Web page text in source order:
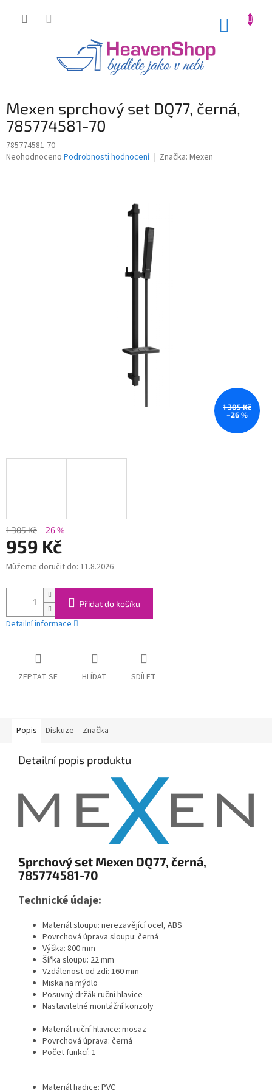
Mexen sprchový set DQ77, černá,
785774581-70
785774581-70
Průměrné
Neohodnoceno Podrobnosti hodnocení Značka: Mexen
1 305 Kč
–26 %
1 305 Kč –26 %
959 Kč
Měrná
Můžeme doručit do: 11.8.2026
Přidat do košíku
Detailní informace
ZEPTAT SE HLÍDAT SDÍLET
Popis Diskuze Značka
Detailní popis produktu
Sprchový set Mexen DQ77, černá,
785774581-70
Technické údaje:
Materiál sloupu: nerezavějící ocel, ABS
Povrchová úprava sloupu: černá
Výška: 800 mm
Šířka sloupu: 22 mm
Vzdálenost od zdi: 160 mm
Miska na mýdlo
Posuvný držák ruční hlavice
Nastavitelné montážní konzoly
Materiál ruční hlavice: mosaz
Povrchová úprava: černá
Počet funkcí: 1
Materiál hadice: PVC